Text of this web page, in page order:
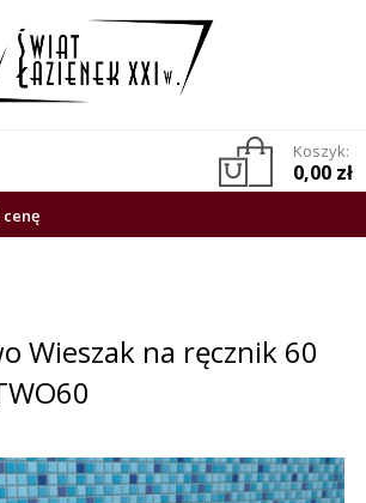
Koszyk:
0,00 zł
Wieszak na ręcznik 60